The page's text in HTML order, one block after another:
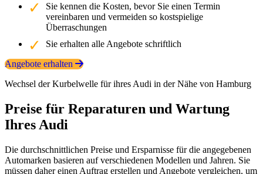
Sie kennen die Kosten, bevor Sie einen Termin
vereinbaren und vermeiden so kostspielige
Überraschungen
Sie erhalten alle Angebote schriftlich
Angebote erhalten
Wechsel der Kurbelwelle für ihres Audi in der Nähe von Hamburg
Preise für Reparaturen und Wartung
Ihres Audi
Die durchschnittlichen Preise und Ersparnisse für die angegebenen
Automarken basieren auf verschiedenen Modellen und Jahren. Sie
müssen daher einen Auftrag erstellen und Angebote vergleichen, um